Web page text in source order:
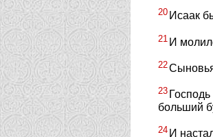
20 Исаак
21 И
22
23
больший
24 И